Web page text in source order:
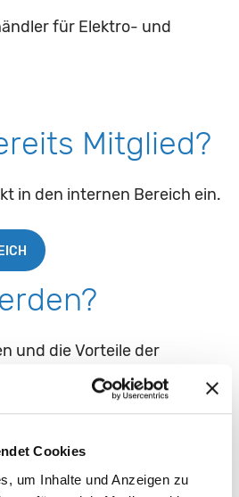
Cookies
um Inhalte und Anzeigen zu
für Elektro- und
Mitglied?
in den internen Bereich ein.
und die Vorteile der
nutzen.